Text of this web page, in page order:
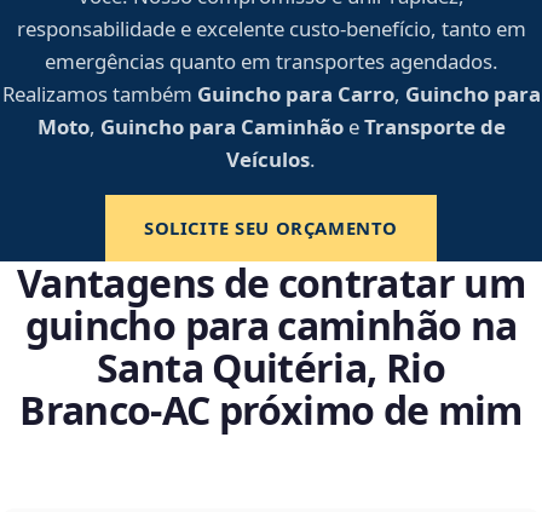
responsabilidade e excelente custo-benefício, tanto em
emergências quanto em transportes agendados.
Realizamos também Guincho para Carro, Guincho para
Moto, Guincho para CaminhãoeTransporte de
Veículos.
SOLICITE SEU ORÇAMENTO
Vantagens de contratar um
guincho para caminhão na
Santa Quitéria, Rio
Branco‑AC próximo de mim